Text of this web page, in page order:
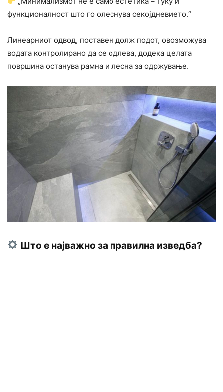
функционалност што го олеснува секојдневието.“
Линеарниот одвод, поставен долж подот, овозможува
водата контролирано да се одлева, додека целата
површина останува рамна и лесна за одржување.
Што е најважно за правилна изведба?